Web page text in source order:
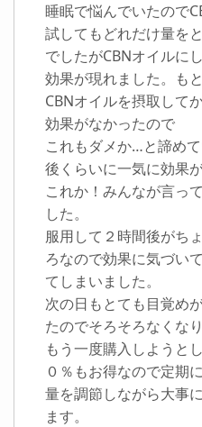
睡眠で悩んでいたので
試してもどれだけ量を
でしたがCBNオイルに
効果が現れました。も
CBNオイルを摂取して
効果がなかったので
これもダメか…と諦め
後くらいに一気に効果
これか！みんなが言っ
した。
服用して２時間後がち
ろなので効果に気づい
てしまいました。
次の日もとても目覚め
たのでそろそろなくなり
もう一度購入しようと
０％もお得なので定期
量を調節しながら大事
ます。